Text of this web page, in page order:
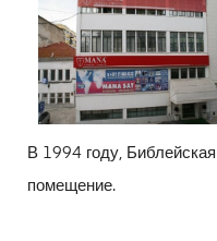
В 1994 году,
помещение.